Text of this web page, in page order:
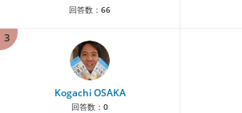
回答数： 66
3
Kogachi OSAKA
回答数： 0